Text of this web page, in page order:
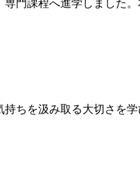
門課程へ進学しました
ちを汲み取る大切さを